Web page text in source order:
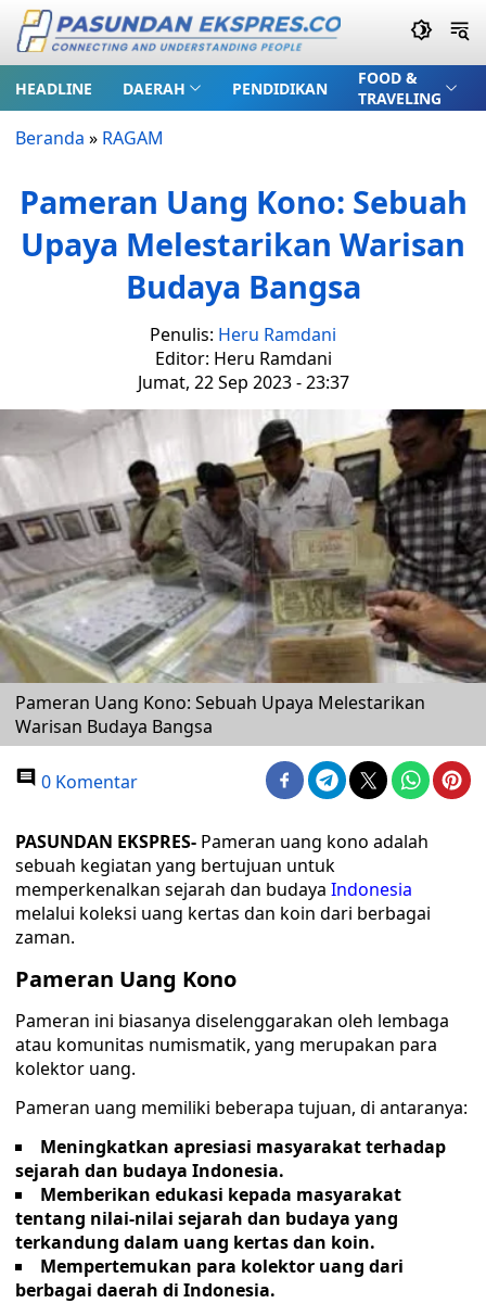
HEADLINE DAERAH PENDIDIKAN
FOOD &
TRAVELING
Beranda » RAGAM
Pameran Uang Kono: Sebuah
Upaya Melestarikan Warisan
Budaya Bangsa
Penulis: Heru Ramdani
Editor: Heru Ramdani
Jumat, 22 Sep 2023 - 23:37
Pameran Uang Kono: Sebuah Upaya Melestarikan
Warisan Budaya Bangsa
0 Komentar
PASUNDAN EKSPRES- Pameran uang kono adalah
sebuah kegiatan yang bertujuan untuk
memperkenalkan sejarah dan budaya Indonesia
melalui koleksi uang kertas dan koin dari berbagai
zaman.
Pameran Uang Kono
Pameran ini biasanya diselenggarakan oleh lembaga
atau komunitas numismatik, yang merupakan para
kolektor uang.
Pameran uang memiliki beberapa tujuan, di antaranya:
Meningkatkan apresiasi masyarakat terhadap
sejarah dan budaya Indonesia.
Memberikan edukasi kepada masyarakat
tentang nilai-nilai sejarah dan budaya yang
terkandung dalam uang kertas dan koin.
Mempertemukan para kolektor uang dari
berbagai daerah di Indonesia.